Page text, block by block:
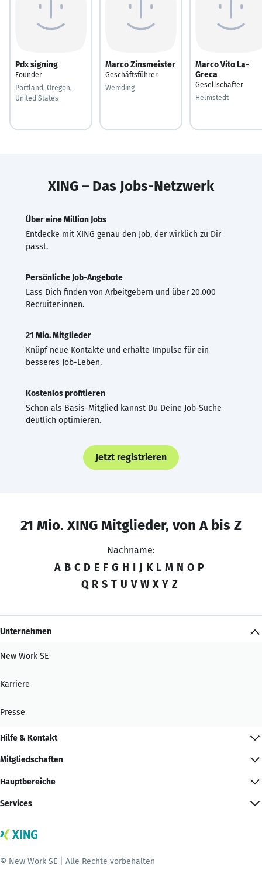
Pdx signing
Founder
Portland, Oregon,
United States
Marco Zinsmeister
Geschäftsführer
Wemding
Marco Vito La-
Greca
Gesellschafter
Helmstedt
XING – Das Jobs-Netzwerk
Über eine Million Jobs
Entdecke mit XING genau den Job, der wirklich zu Dir
passt.
Persönliche Job-Angebote
Lass Dich finden von Arbeitgebern und über 20.000
Recruiter·innen.
21 Mio. Mitglieder
Knüpf neue Kontakte und erhalte Impulse für ein
besseres Job-Leben.
Kostenlos profitieren
Schon als Basis-Mitglied kannst Du Deine Job-Suche
deutlich optimieren.
Jetzt registrieren
21 Mio. XING Mitglieder, von A bis Z
Nachname:
A B C D E F G H I J K L M N O P
Q R S T U V W X Y Z
Unternehmen
New Work SE
Karriere
Presse
Hilfe & Kontakt
Mitgliedschaften
Hauptbereiche
Services
© New Work SE | Alle Rechte vorbehalten